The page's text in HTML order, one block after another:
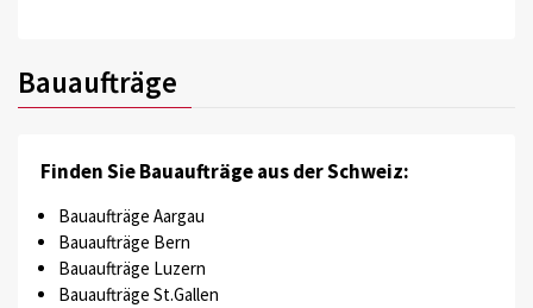
Bauaufträge
Finden Sie Bauaufträge aus der Schweiz:
Bauaufträge Aargau
Bauaufträge Bern
Bauaufträge Luzern
Bauaufträge St.Gallen